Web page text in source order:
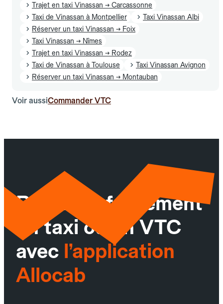
Trajet en taxi Vinassan → Carcassonne
Taxi de Vinassan à Montpellier
Taxi Vinassan Albi
Réserver un taxi Vinassan → Foix
Taxi Vinassan → Nîmes
Trajet en taxi Vinassan → Rodez
Taxi de Vinassan à Toulouse
Taxi Vinassan Avignon
Réserver un taxi Vinassan → Montauban
Voir aussiCommander VTC
Réservez facilement
un taxi ou un VTC
avec l’application
Allocab